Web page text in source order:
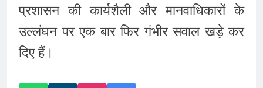
प्रशासन की कार्यशैली और मानवाधिकारों के
उल्लंघन पर एक बार फिर गंभीर सवाल खड़े कर
दिए हैं।